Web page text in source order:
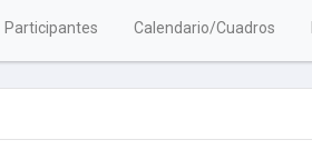
Participantes Calendario/Cuadros